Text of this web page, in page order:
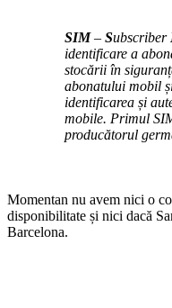
SIM– Subscriber
identificare a
stocării în
abonatului mobil
identificarea și
mobile. Primul
producătorul
Momentan nu avem nici o
disponibilitate și nici dacă
Barcelona.